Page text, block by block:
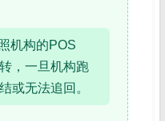
机构的POS
，一旦机构跑
或无法追回。